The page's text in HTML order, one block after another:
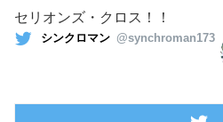
セリオンズ・クロス！！
シンクロマン @synchroman173